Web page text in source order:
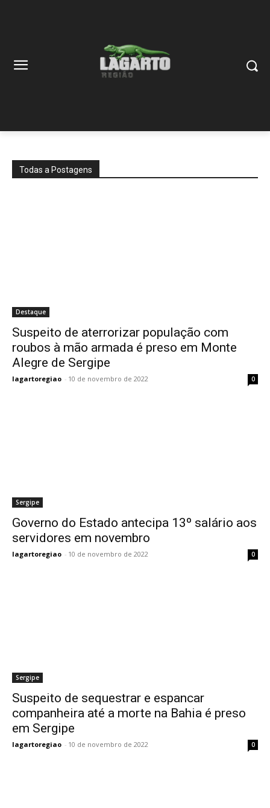
Todas a Postagens
Destaque
Suspeito de aterrorizar população com
roubos à mão armada é preso em Monte
Alegre de Sergipe
lagartoregiao - 10 de novembro de 2022 0
Sergipe
Governo do Estado antecipa 13º salário aos
servidores em novembro
lagartoregiao - 10 de novembro de 2022 0
Sergipe
Suspeito de sequestrar e espancar
companheira até a morte na Bahia é preso
em Sergipe
lagartoregiao - 10 de novembro de 2022 0